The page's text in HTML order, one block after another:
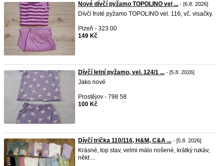
Nové dívčí pyžamo TOPOLINO vel ... - [6.8. 2026]
Dívčí froté pyžamo TOPOLINO vel. 116, vč. visačky.
Plzeň - 323 00
149 Kč
Dívčí letní pyžamo, vel. 124/1 ... - [5.8. 2026]
Jako nové
Prostějov - 798 58
100 Kč
Dívčí trička 110/116, H&M, C&A ... - [5.8. 2026]
Krásné, top stav, velmi málo nošené, krátký rukáv,
někt ...